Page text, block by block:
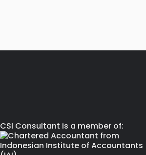
CSI Consultant is a member of: